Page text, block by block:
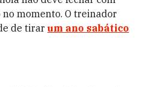
momento. O treinador
de tirar um ano sabático